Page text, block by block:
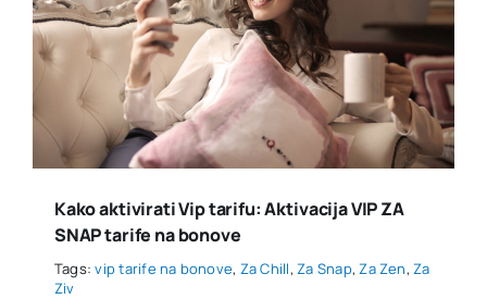
Kako aktivirati Vip tarifu: Aktivacija VIP ZA
SNAP tarife na bonove
Tags:vip tarife na bonove, Za Chill,Za Snap,Za Zen,Za
Ziv